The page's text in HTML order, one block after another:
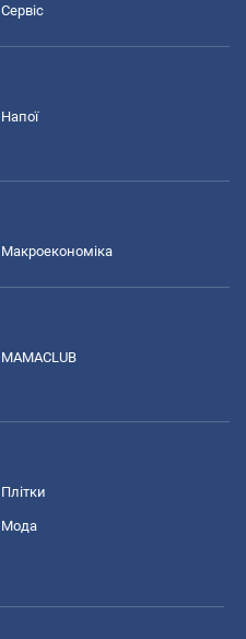
Сервіс
Напої
Макроекономіка
MAMACLUB
Плітки
Мода